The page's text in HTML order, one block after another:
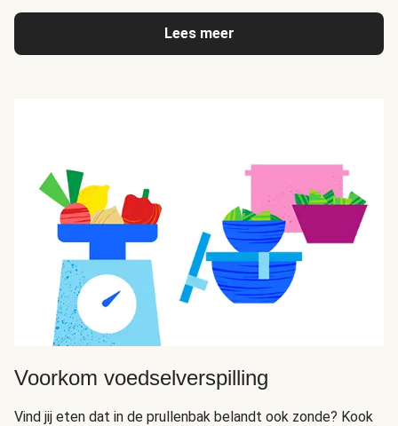
Lees meer
Voorkom voedselverspilling
Vind jij eten dat in de prullenbak belandt ook zonde? Kook